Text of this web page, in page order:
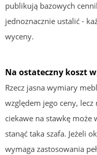
publikują bazowych
jednoznacznie ustalić -
wyceny.
Na ostateczny koszt
Rzecz jasna wymiary
względem jego ceny,
ciekawe na stawkę może
stanąć taka szafa. Jeżeli
wymaga zastosowania